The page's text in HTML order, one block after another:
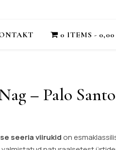
0 ITEMS
– Palo Santo
seeria viirukid on